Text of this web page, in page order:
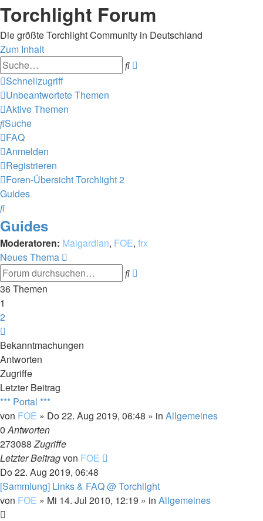
Torchlight Forum
Die größte Torchlight Community in Deutschland
Zum Inhalt
Suche
Schnellzugriff
Unbeantwortete Themen
Aktive Themen
Suche
FAQ
Anmelden
Registrieren
Foren-ÜbersichtTorchlight 2
Guides
Suche
Guides
Moderatoren: Malgardian, FOE, frx
Neues Thema
Suche
36 Themen
1
2
Bekanntmachungen
Antworten
Zugriffe
Letzter Beitrag
*** Portal ***
von FOE » Do 22. Aug 2019, 06:48 » in Allgemeines
0Antworten
273088Zugriffe
Letzter Beitragvon FOE
Do 22. Aug 2019, 06:48
[Sammlung] Links & FAQ @ Torchlight
von FOE » Mi 14. Jul 2010, 12:19 » in Allgemeines